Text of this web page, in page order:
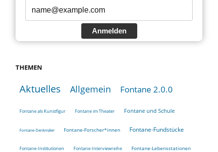
Anmelden
THEMEN
Aktuelles Allgemein Fontane 2.0.0
Fontane als Kunstfigur Fontane im Theater Fontane und Schule
Fontane-Denkmäler Fontane-Forscher*innen Fontane-Fundstücke
Fontane-Institutionen Fontane-Interviewreihe Fontane-Lebensstationen